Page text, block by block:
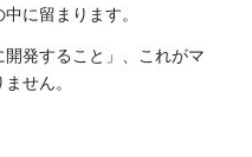
に留まります。
発すること」、これがマ
せん。